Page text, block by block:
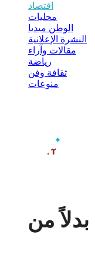
اقتصاد
محليات
الوطن ميديا
النشرة الإعلانية
مقالات وآراء
رياضة
ثقافة وفن
منوعات
‫آخر
الحكومة تخفض سنوات سداد قرض الطاقة لـ10 بدلاً من